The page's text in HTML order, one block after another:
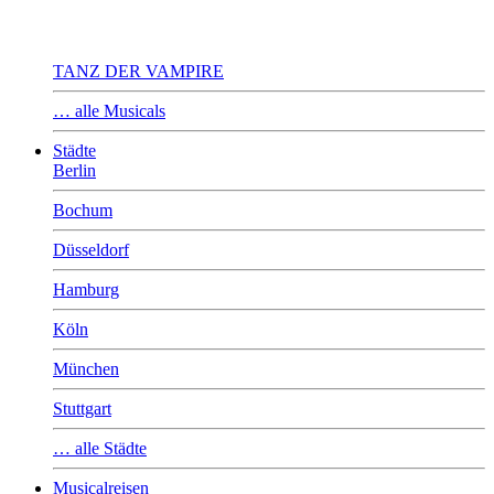
TANZ DER VAMPIRE
… alle Musicals
Städte
Berlin
Bochum
Düsseldorf
Hamburg
Köln
München
Stuttgart
… alle Städte
Musicalreisen